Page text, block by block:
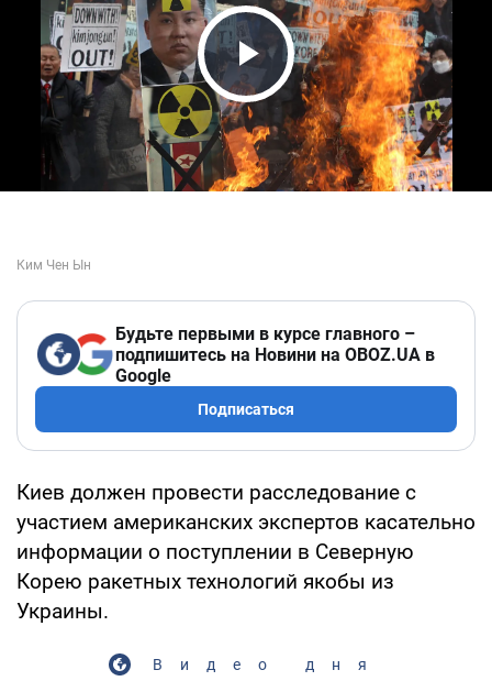
Play Video
Будьте первыми в курсе главного –
подпишитесь на Новини на OBOZ.UA в
Google
Подписаться
Киев должен провести расследование с
участием американских экспертов касательно
информации о поступлении в Северную
Корею ракетных технологий якобы из
Украины.
Видео дня